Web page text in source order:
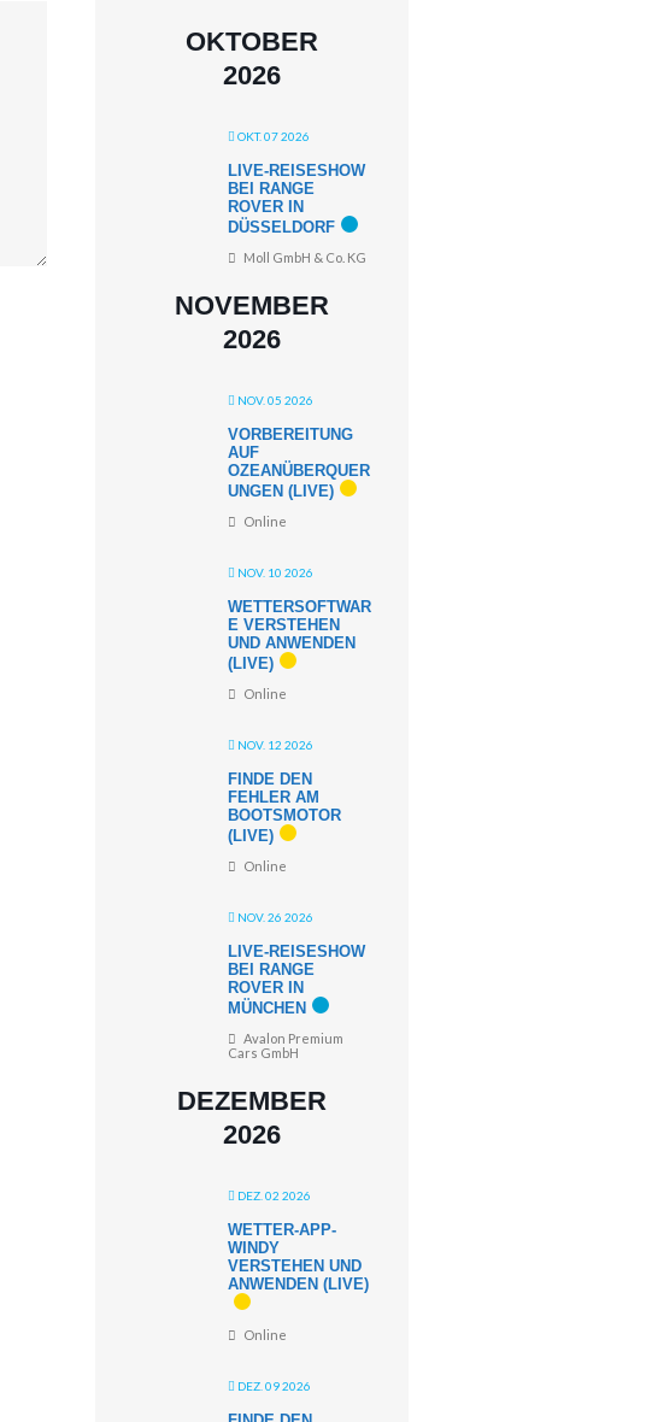
OKTOBER
2026
OKT. 07 2026
LIVE-REISESHOW
BEI RANGE
ROVER IN
DÜSSELDORF
Moll GmbH & Co. KG
NOVEMBER
2026
NOV. 05 2026
VORBEREITUNG
AUF
OZEANÜBERQUER
UNGEN (LIVE)
Online
NOV. 10 2026
WETTERSOFTWAR
E VERSTEHEN
UND ANWENDEN
(LIVE)
Online
NOV. 12 2026
FINDE DEN
FEHLER AM
BOOTSMOTOR
(LIVE)
Online
NOV. 26 2026
LIVE-REISESHOW
BEI RANGE
ROVER IN
MÜNCHEN
Avalon Premium
Cars GmbH
DEZEMBER
2026
DEZ. 02 2026
WETTER-APP-
WINDY
VERSTEHEN UND
ANWENDEN (LIVE)
Online
DEZ. 09 2026